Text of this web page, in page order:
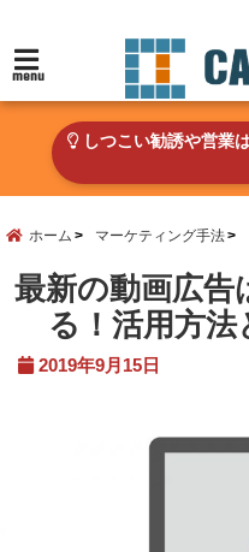
menu
しつこい勧誘や営業
ホーム マーケティング手法
最新の動画広
る！活用方
2019年9月15日